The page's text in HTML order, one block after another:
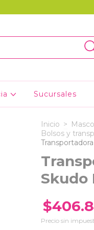
Sucursales
Inicio >
Bolsos y
Skudo
Precio sin